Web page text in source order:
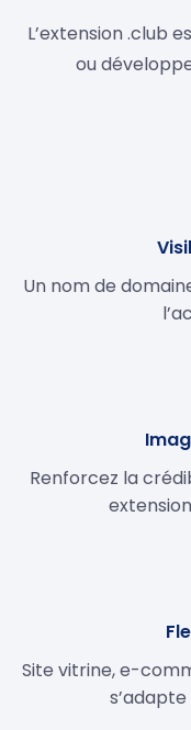
L’extension .club
ou
Un nom de
Renforcez la
Site vitrine, e-
s’adapte